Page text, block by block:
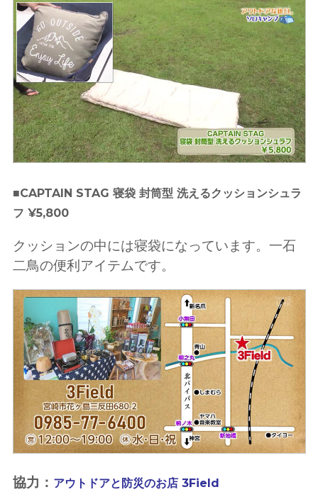
■CAPTAIN STAG 寝袋 封筒型 洗えるクッションシュラ
フ ¥5,800
クッションの中には寝袋になっています。一石
二鳥の便利アイテムです。
協力： アウトドアと防災のお店 3Field